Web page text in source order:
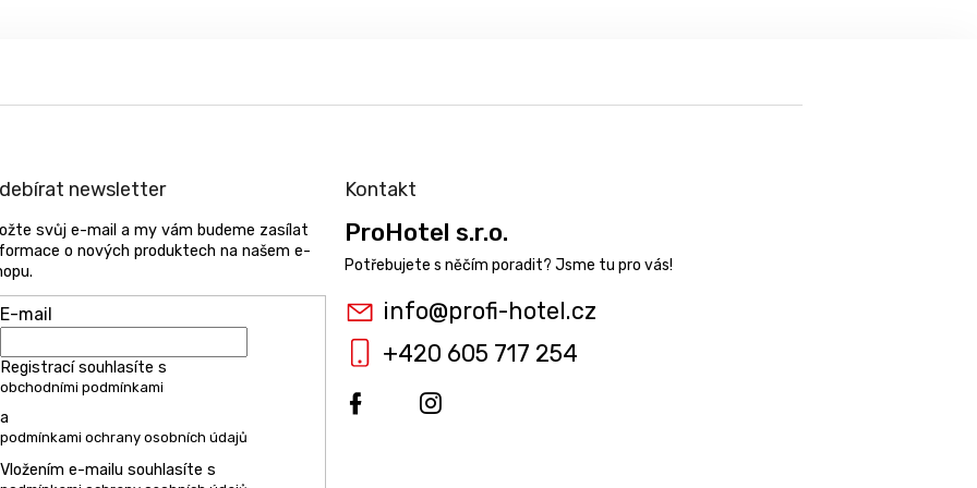
newsletter
svůj e-mail a my vám budeme zasílat
o nových produktech na našem e-
E-mail
Registrací souhlasíte s
obchodními podmínkami
a
podmínkami ochrany osobních údajů
Vložením e-mailu souhlasíte s
Kontakt
ProHotel s.r.o.
info@profi-hotel.cz
+420 605 717 254